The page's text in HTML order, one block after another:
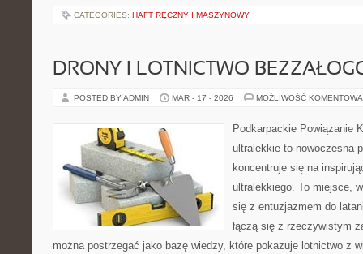
CATEGORIES: HAFT RĘCZNY I MASZYNOWY
DRONY I LOTNICTWO
POSTED BY ADMIN MAR - 17 - 2026 MOŻLIWOŚĆ
Podkarpackie Powiązanie
ultralekkie to nowoczesna
koncentruje się na
ultralekkiego. To miejsce,
się z entuzjazmem do
łączą się z rzeczywistym
można postrzegać jako bazę wiedzy, które pokazuje lotnictwo z